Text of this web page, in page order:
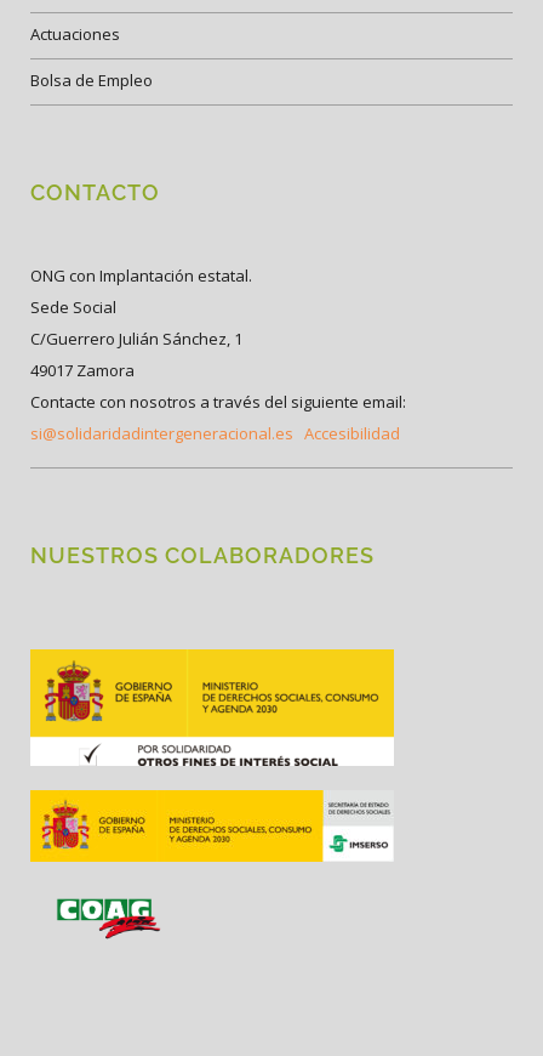
Actuaciones
Bolsa de Empleo
CONTACTO
ONG con Implantación estatal.
Sede Social
C/Guerrero Julián Sánchez, 1
49017 Zamora
Contacte con nosotros a través del siguiente email:
si@solidaridadintergeneracional.es Accesibilidad
NUESTROS COLABORADORES